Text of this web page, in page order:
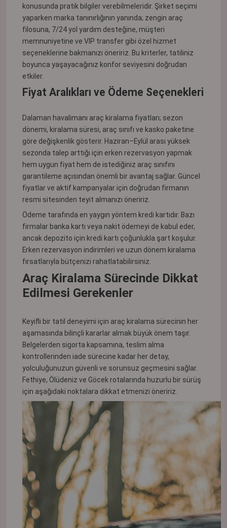
konusunda pratik bilgiler verebilmeleridir. Şirket seçimi
yaparken marka tanınırlığının yanında; zengin araç
filosuna, 7/24 yol yardım desteğine, müşteri
memnuniyetine ve VIP transfer gibi özel hizmet
seçeneklerine bakmanızı öneririz. Bu kriterler, tatiliniz
boyunca yaşayacağınız konfor seviyesini doğrudan
etkiler.
Fiyat Aralıkları ve Ödeme Seçenekleri
Dalaman havalimanı araç kiralama fiyatları; sezon
dönemi, kiralama süresi, araç sınıfı ve kasko paketine
göre değişkenlik gösterir. Haziran–Eylül arası yüksek
sezonda talep arttığı için erken rezervasyon yapmak
hem uygun fiyat hem de istediğiniz araç sınıfını
garantileme açısından önemli bir avantaj sağlar. Güncel
fiyatlar ve aktif kampanyalar için doğrudan firmanın
resmi sitesinden teyit almanızı öneririz.
Ödeme tarafında en yaygın yöntem kredi kartıdır. Bazı
firmalar banka kartı veya nakit ödemeyi de kabul eder,
ancak depozito için kredi kartı çoğunlukla şart koşulur.
Erken rezervasyon indirimleri ve uzun dönem kiralama
fırsatlarıyla bütçenizi rahatlatabilirsiniz.
Araç Kiralama Sürecinde Dikkat
Edilmesi Gerekenler
Keyifli bir tatil deneyimi için araç kiralama sürecinin her
aşamasında bilinçli kararlar almak büyük önem taşır.
Belgelerden sigorta kapsamına, teslim alma
kontrollerinden iade sürecine kadar her detay,
yolculuğunuzun güvenli ve sorunsuz geçmesini sağlar.
Fethiye, Ölüdeniz ve Göcek rotalarında huzurlu bir sürüş
için aşağıdaki noktalara dikkat etmenizi öneririz.